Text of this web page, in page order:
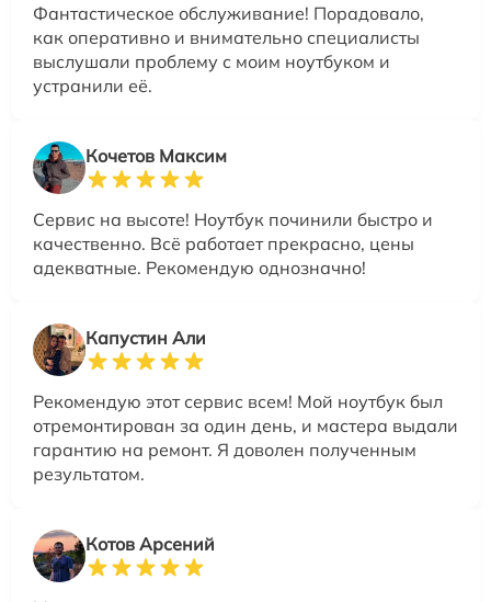
Фантастическое обслуживание! Порадовало,
как оперативно и внимательно специалисты
выслушали проблему с моим ноутбуком и
устранили её.
Кочетов Максим
Сервис на высоте! Ноутбук починили быстро и
качественно. Всё работает прекрасно, цены
адекватные. Рекомендую однозначно!
Капустин Али
Рекомендую этот сервис всем! Мой ноутбук был
отремонтирован за один день, и мастера выдали
гарантию на ремонт. Я доволен полученным
результатом.
Котов Арсений